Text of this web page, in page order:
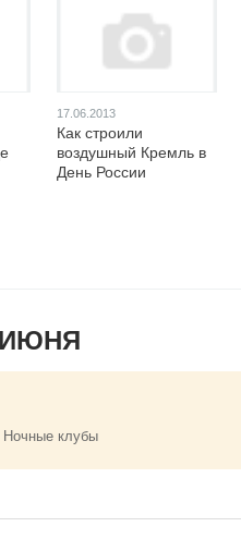
17.06.2013
Как строили
воздушный Кремль в
День России
Ночные клубы